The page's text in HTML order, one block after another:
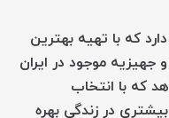
که با تهیه بهترین
جهیزیه موجود در ایران
که با انتخاب
در زندگی بهره